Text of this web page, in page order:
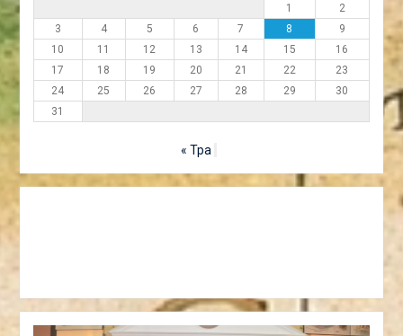
1
2
3
4 5 6 7 8
9
10
11 12 13 14 15
16
17
18 19 20 21 22
23
24
25 26 27 28 29
30
31
« Тра